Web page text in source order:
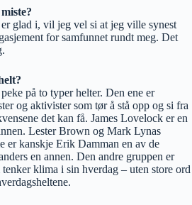
glad i, vil jeg vel si at jeg ville synest
for samfunnet rundt meg. Det
på to typer helter. Den ene er
og aktivister som tør å stå opp og si fra
det kan få. James Lovelock er en
Lester Brown og Mark Lynas
er kanskje Erik Damman en av de
en annen. Den andre gruppen er
klima i sin hverdag – uten store ord